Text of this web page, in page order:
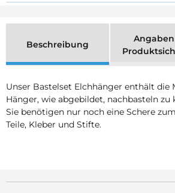
Beschreibung
Unser Bastelset Elchhänger enthält die
Hänger, wie abgebildet, nachbasteln zu
Sie benötigen nur noch eine Schere
Teile, Kleber und Stifte.